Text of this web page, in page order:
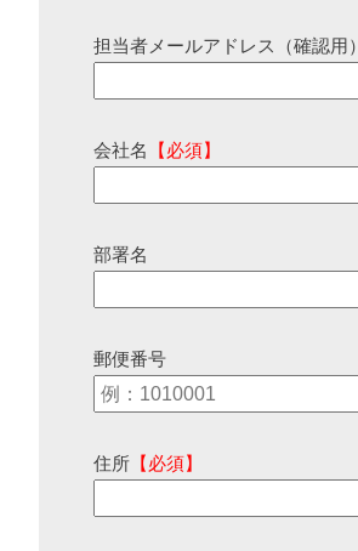
担当者メールアドレス（確認用）
会社名 【必須】
部署名
郵便番号
住所 【必須】